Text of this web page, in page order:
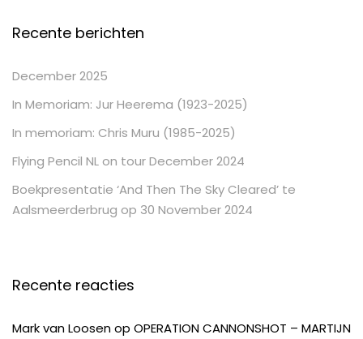
Recente berichten
December 2025
In Memoriam: Jur Heerema (1923-2025)
In memoriam: Chris Muru (1985-2025)
Flying Pencil NL on tour December 2024
Boekpresentatie ‘And Then The Sky Cleared’ te
Aalsmeerderbrug op 30 November 2024
Recente reacties
Mark van Loosenop OPERATION CANNONSHOT – MARTIJN